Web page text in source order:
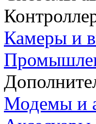
Камеры и
Модемы и